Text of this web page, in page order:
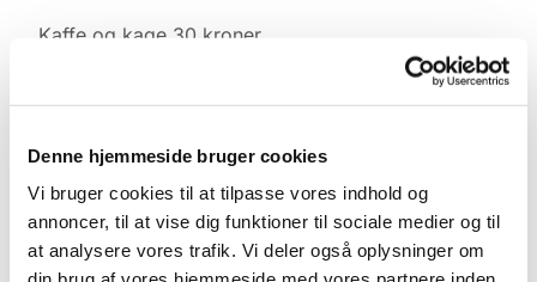
Denne hjemmeside bruger cookies
Vi bruger cookies til at tilpasse vores indhold og
annoncer, til at vise dig funktioner til sociale medier og til
at analysere vores trafik. Vi deler også oplysninger om
Kaffe og kage 30 kroner.